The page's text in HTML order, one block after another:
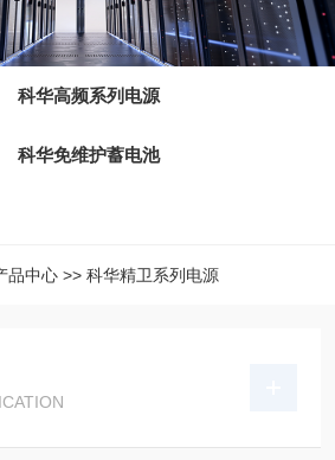
科华高频系列电源
科华免维护蓄电池
品中心 >> 科华精卫系列电源